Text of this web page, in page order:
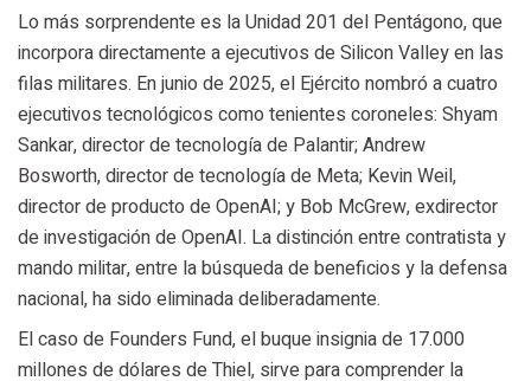
Lo más sorprendente es la Unidad 201 del Pentágono, que
incorpora directamente a ejecutivos de Silicon Valley en las
filas militares. En junio de 2025, el Ejército nombró a cuatro
ejecutivos tecnológicos como tenientes coroneles: Shyam
Sankar, director de tecnología de Palantir; Andrew
Bosworth, director de tecnología de Meta; Kevin Weil,
director de producto de OpenAI; y Bob McGrew, exdirector
de investigación de OpenAI. La distinción entre contratista y
mando militar, entre la búsqueda de beneficios y la defensa
nacional, ha sido eliminada deliberadamente.
El caso de Founders Fund, el buque insignia de 17.000
millones de dólares de Thiel, sirve para comprender la